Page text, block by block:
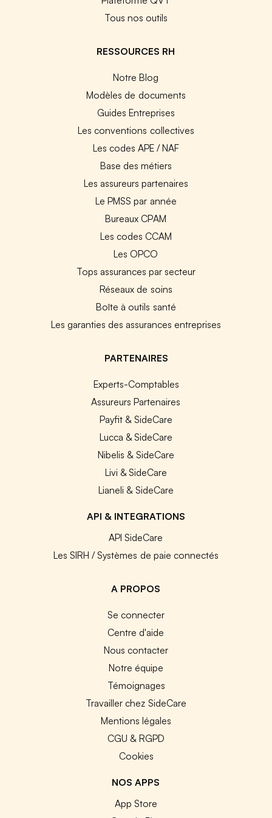
Tous nos outils
RESSOURCES RH
Notre Blog
Modèles de documents
Guides Entreprises
Les conventions collectives
Les codes APE / NAF
Base des métiers
Les assureurs partenaires
Le PMSS par année
Bureaux CPAM
Les codes CCAM
Les OPCO
Tops assurances par secteur
Réseaux de soins
Boîte à outils santé
Les garanties des assurances entreprises
PARTENAIRES
Experts-Comptables
Assureurs Partenaires
Payfit & SideCare
Lucca & SideCare
Nibelis & SideCare
Livi & SideCare
Lianeli & SideCare
API & INTEGRATIONS
API SideCare
Les SIRH / Systèmes de paie connectés
A PROPOS
Se connecter
Centre d'aide
Nous contacter
Notre équipe
Témoignages
Travailler chez SideCare
Mentions légales
CGU & RGPD
Cookies
NOS APPS
App Store